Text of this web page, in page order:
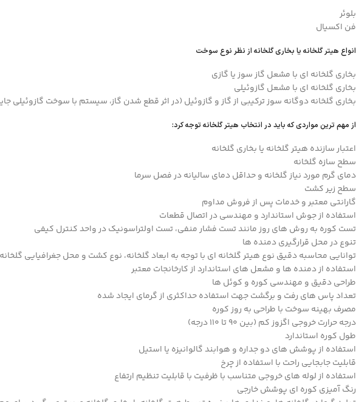
بلوئر
فن اکسیال
انواع هیتر گلخانه یا بخاری گلخانه از نظر نوع سوخت
بخاری گلخانه ای با مشعل گاز سوز یا گازی
بخاری گلخانه ای با مشعل گازوئیلی
بخاری گلخانه دوگانه سوز ترکیبی از گاز و گازوئیل (در اثر قطع شدن گاز، سیستم با سوخت گازوئیلی
از مهم ترین مواردی که باید در انتخاب هیتر گلخانه توجه کرد:
اعتبار سازنده هیتر گلخانه یا بخاری گلخانه
سطح سازه گلخانه
دمای گرم مورد نیاز گلخانه و حداقل دمای سالیانه در فصل سرما
سطح زیر کشت
گارانتی معتبر و خدمات پس از فروش مداوم
استفاده از جوش استاندارد و مهندسی در اتصال قطعات
تست کوره به روش های روز مانند تست فشار منفی، تست اولتراسونیک در واحد کنترل کیفی
تنوع در محل قرارگیری دمنده ها
توانایی محاسبه دقیق نوع هیتر گلخانه ای با توجه به ابعاد گلخانه، نوع کشت و محل جغرافیایی گلخانه
استفاده از دمنده ها و مشعل های استاندارد از کارخانجات معتبر
طراحی دقیق و مهندسی کوره و کوئل ها
تعداد پاس های رفت و برگشت جهت استفاده حداکثری از گرمای ایجاد شده
مصرف بهینه سوخت با طراحی به روز کوره
درجه حرارت خروجی اگزوز کم (بین 90 تا 110 درجه)
طول کوره استاندارد
استفاده از پوشش های دو جداره و هوابند گالوانیزه یا استیل
قابلیت جابجایی راحت با استفاده از چرخ
استفاده از لوله های خروجی متناسب با ظرفیت با قابلیت تنظیم ارتفاع
رنگ آمیزی کوره ای پوشش خارجی